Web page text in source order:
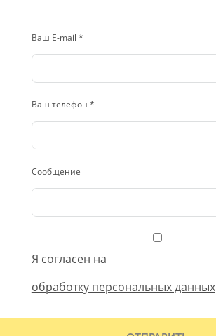
Ваш E-mail *
Ваш телефон *
Сообщение
Я согласен на
обработку персональных данных